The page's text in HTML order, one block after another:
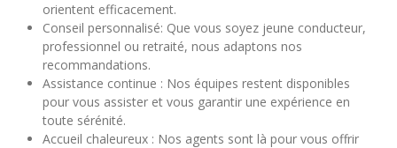
orientent efficacement.
Conseil personnalisé: Que vous soyez jeune conducteur,
professionnel ou retraité, nous adaptons nos
recommandations.
Assistance continue : Nos équipes restent disponibles
pour vous assister et vous garantir une expérience en
toute sérénité.
Accueil chaleureux : Nos agents sont là pour vous offrir